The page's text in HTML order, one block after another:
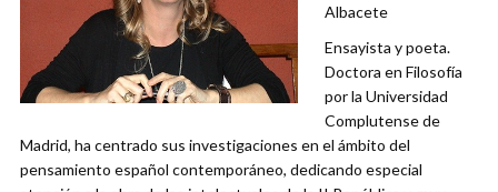
Albacete
Ensayista y poeta.
Doctora en Filosofía
por la Universidad
Complutense de
Madrid, ha centrado sus investigaciones en el ámbito del
pensamiento español contemporáneo, dedicando especial